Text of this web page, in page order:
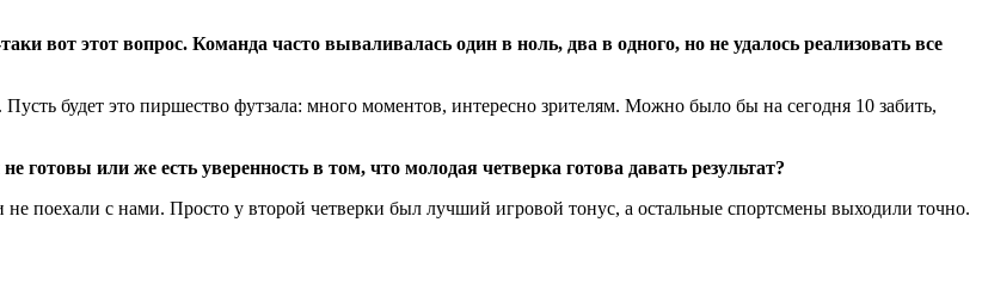
вот этот вопрос. Команда часто вываливалась один в ноль, два в одного, но не удалось реализовать все
будет это пиршество футзала: много моментов, интересно зрителям. Можно было бы на сегодня 10 забить,
или же есть уверенность в том, что молодая четверка готова давать результат?
поехали с нами. Просто у второй четверки был лучший игровой тонус, а остальные спортсмены выходили точно.